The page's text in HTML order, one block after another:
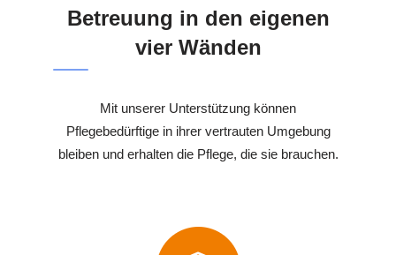
Betreuung in den eigenen
vier Wänden
Mit unserer Unterstützung können
Pflegebedürftige in ihrer vertrauten Umgebung
bleiben und erhalten die Pflege, die sie brauchen.